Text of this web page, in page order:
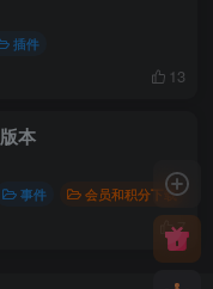
插件
13
本
事件 会员和积分下载
7